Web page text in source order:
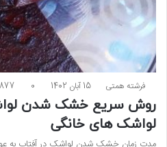
فرشته همتی 15 آبان 1402 0
روش سریع خشک شدن
لواشک های خانگی